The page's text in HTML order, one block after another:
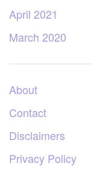
April 2021
March 2020
About
Contact
Disclaimers
Privacy Policy